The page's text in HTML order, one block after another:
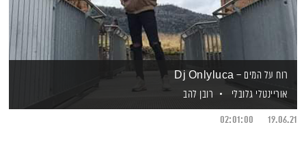
רוח על המים – Dj Onlyluca
אוריינטלי גלובלי
רובן להב
19.06.21
02:01:00